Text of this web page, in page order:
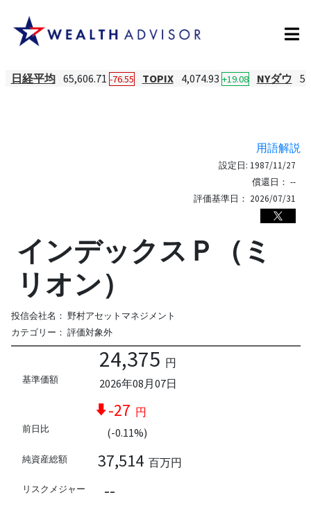
日経平均 65,606.71 -76.55 TOPIX 4,074.93 +19.08 NYダウ
用語解説
設定日: 1987/11/27
償還日： --
評価基準日： 2026/07/31
インデックスＰ（ミ
リオン）
投信会社名： 野村アセットマネジメント
カテゴリー： 評価対象外
基準価額
24,375 円
2026年08月07日
前日比
-27 円
(-0.11%)
純資産総額 37,514 百万円
リスクメジャー --